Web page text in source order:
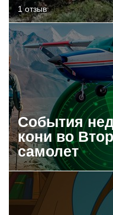
1 отзыв
События
кони во
самолет